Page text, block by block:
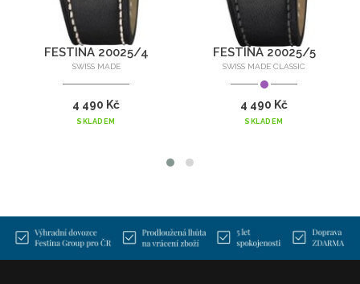
FESTINA 20025/4
SWISS MADE
4 490 Kč
SKLADEM
FESTINA 20025/5
SWISS MADE CLASSIC
4 490 Kč
SKLADEM